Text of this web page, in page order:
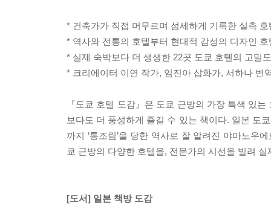
* 건축가가 직접 머무르며 섬세하게 기록한 실측
* 역사와 전통의 호텔부터 현대적 감성의 디자인 호
* 실제 숙박보다 더 생생한 22곳 도쿄 호텔의 고밀
* 크리에이터 이연 작가, 임진아 삽화가, 서하나 번
『도쿄 호텔 도감』은 도쿄 근방의 가장 특색 있
보다도 더 풍성하게 즐길 수 있는 책이다. 일본 도
까지 ‘통조림’을 당한 역사로 잘 알려진 야마노우
쿄 근방의 다양한 호텔을, 전문가의 시선을 빌려
[도서] 일본 책방 도감